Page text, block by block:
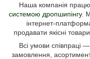
Наша компанія
системою дропшипінгу.
інтернет-
продавати якісні
Всі умови співпраці —
замовлення,